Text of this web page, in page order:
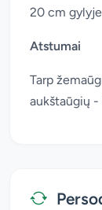
20 cm
Atstumai
Tarp
aukštaūgių